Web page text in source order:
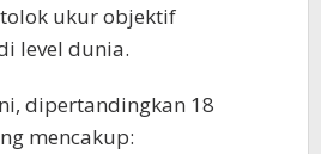
ukur objektif
level dunia.
dipertandingkan 18
mencakup: